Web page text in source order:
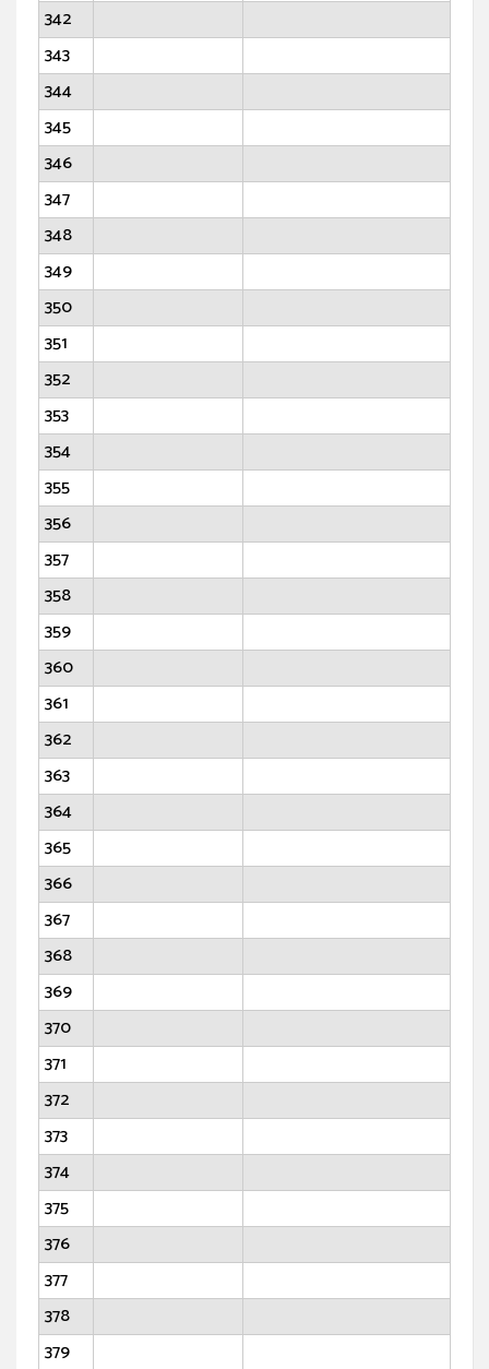
342
343
344
345
346
347
348
349
350
351
352
353
354
355
356
357
358
359
360
361
362
363
364
365
366
367
368
369
370
371
372
373
374
375
376
377
378
379